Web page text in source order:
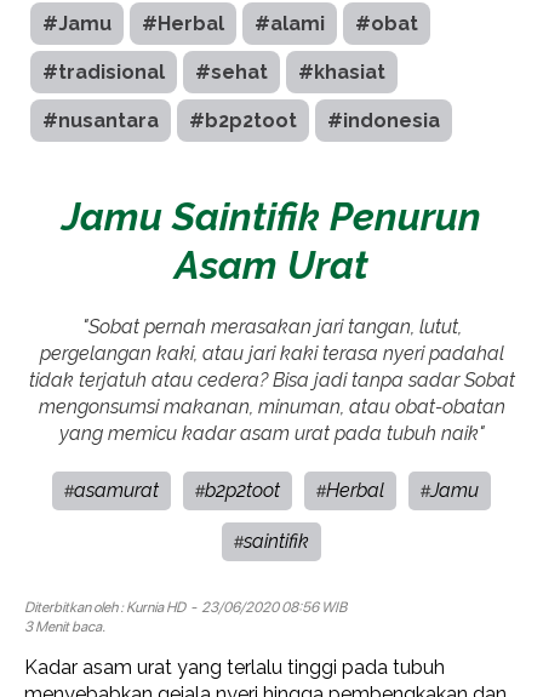
#Jamu #Herbal #alami #obat
#tradisional #sehat #khasiat
#nusantara #b2p2toot #indonesia
Jamu Saintifik Penurun
Asam Urat
"Sobat pernah merasakan jari tangan, lutut,
pergelangan kaki, atau jari kaki terasa nyeri padahal
tidak terjatuh atau cedera? Bisa jadi tanpa sadar Sobat
mengonsumsi makanan, minuman, atau obat-obatan
yang memicu kadar asam urat pada tubuh naik"
#asamurat #b2p2toot #Herbal #Jamu
#saintifik
Diterbitkan oleh : Kurnia HD- 23/06/2020 08:56 WIB
3 Menit baca.
Kadar asam urat yang terlalu tinggi pada tubuh